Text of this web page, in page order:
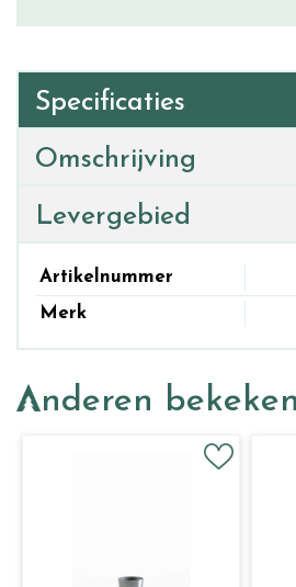
Specificaties
Omschrijving
Levergebied
Artikelnummer
Merk
Anderen